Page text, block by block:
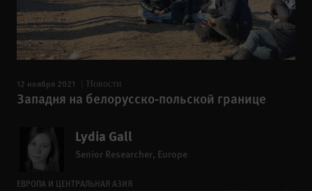
12 ноября 2021 Новости
Западня на белорусско-польской границе
Lydia Gall
Senior Researcher, Europe
ЕВРОПА И ЦЕНТРАЛЬНАЯ АЗИЯ